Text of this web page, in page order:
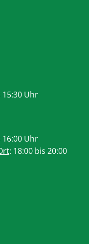
Uhr
Uhr
: 18:00 bis 20:00